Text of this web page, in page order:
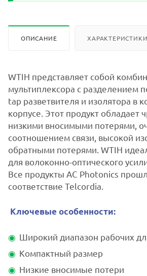
ОПИСАНИЕ ХАРАКТЕРИСТИКИ
WTIH представляет собой
мультиплексора с разделением
tap разветвителя и изолятора в
корпусе. Этот продукт обладает
низкими вносимыми потерями,
соотношением связи, высокой
обратными потерями. WTIH
для волоконно-оптического
Все продукты AC Photonics
соответствие Telcordia.
Ключевые особенности:
Широкий диапазон рабочих
Компактный размер
Низкие вносимые потери